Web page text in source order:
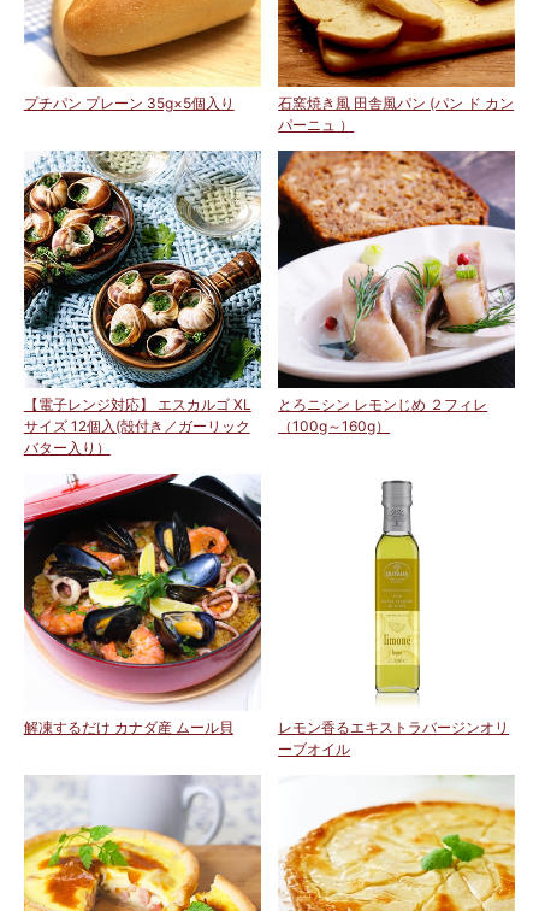
プチパン プレーン 35g×5個入り
石窯焼き風 田舎風パン (パン ド カン
パーニュ ）
【電子レンジ対応】 エスカルゴ XL
サイズ 12個入(殻付き／ガーリック
バター入り）
とろニシン レモンじめ ２フィレ
（100g～160g）
解凍するだけ カナダ産 ムール貝
レモン香るエキストラバージンオリ
ーブオイル